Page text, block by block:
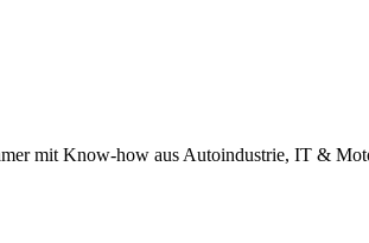
mit Know-how aus Autoindustrie, IT &